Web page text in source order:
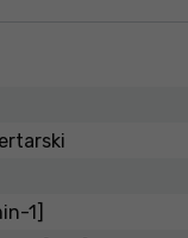
1]